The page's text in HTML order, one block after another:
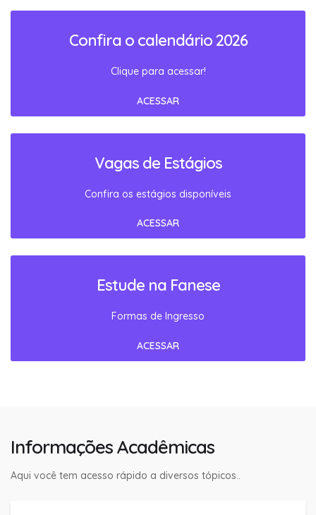
Confira o calendário 2026
Clique para acessar!
ACESSAR
Vagas de Estágios
Confira os estágios disponíveis
ACESSAR
Estude na Fanese
Formas de Ingresso
ACESSAR
Informações Acadêmicas
Aqui você tem acesso rápido a diversos tópicos..